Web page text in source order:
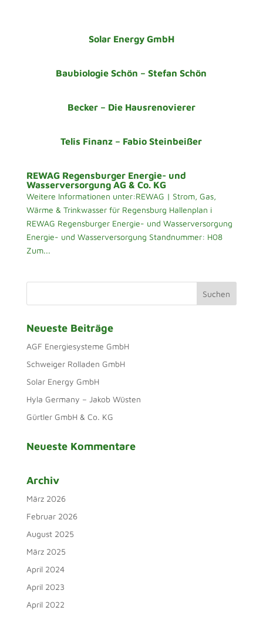
Solar Energy GmbH
Baubiologie Schön – Stefan Schön
Becker – Die Hausrenovierer
Telis Finanz – Fabio Steinbeißer
REWAG Regensburger Energie- und
Wasserversorgung AG & Co. KG
Weitere Informationen unter:REWAG | Strom, Gas,
Wärme & Trinkwasser für Regensburg Hallenplan i
REWAG Regensburger Energie- und Wasserversorgung
Energie- und Wasserversorgung Standnummer: H08
Zum...
Neueste Beiträge
AGF Energiesysteme GmbH
Schweiger Rolladen GmbH
Solar Energy GmbH
Hyla Germany – Jakob Wüsten
Gürtler GmbH & Co. KG
Neueste Kommentare
Archiv
März 2026
Februar 2026
August 2025
März 2025
April 2024
April 2023
April 2022